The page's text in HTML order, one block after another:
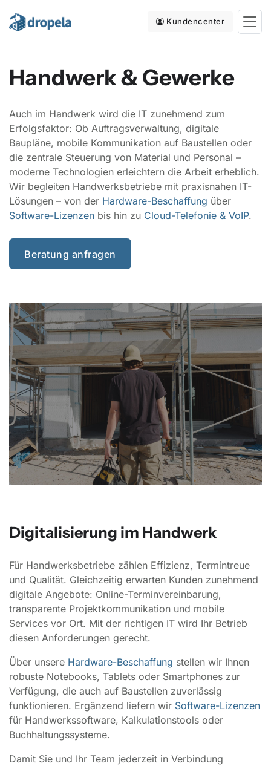
Kundencenter
Handwerk & Gewerke
Auch im Handwerk wird die IT zunehmend zum
Erfolgsfaktor: Ob Auftragsverwaltung, digitale
Baupläne, mobile Kommunikation auf Baustellen oder
die zentrale Steuerung von Material und Personal –
moderne Technologien erleichtern die Arbeit erheblich.
Wir begleiten Handwerksbetriebe mit praxisnahen IT-
Lösungen – von der Hardware-Beschaffung über
Software-Lizenzen bis hin zu Cloud-Telefonie & VoIP.
Beratung anfragen
Digitalisierung im Handwerk
Für Handwerksbetriebe zählen Effizienz, Termintreue
und Qualität. Gleichzeitig erwarten Kunden zunehmend
digitale Angebote: Online-Terminvereinbarung,
transparente Projektkommunikation und mobile
Services vor Ort. Mit der richtigen IT wird Ihr Betrieb
diesen Anforderungen gerecht.
Über unsere Hardware-Beschaffung stellen wir Ihnen
robuste Notebooks, Tablets oder Smartphones zur
Verfügung, die auch auf Baustellen zuverlässig
funktionieren. Ergänzend liefern wir Software-Lizenzen
für Handwerkssoftware, Kalkulationstools oder
Buchhaltungssysteme.
Damit Sie und Ihr Team jederzeit in Verbindung